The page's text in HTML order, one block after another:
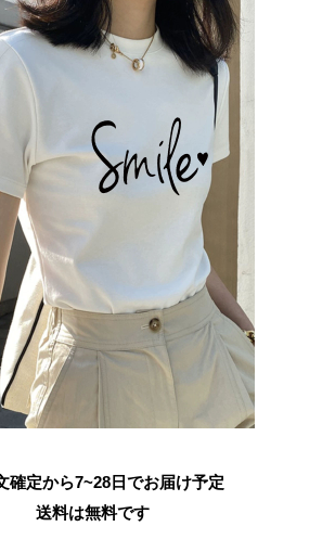
確定から7~28日でお届け予定
送料は無料です